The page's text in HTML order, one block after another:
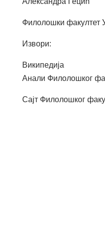
Филолошки факултет
Извори:
Википедија
Анали Филолошког
Сајт Филолошког